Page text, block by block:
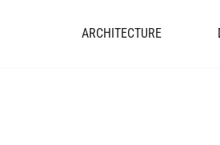
ARCHITECTURE